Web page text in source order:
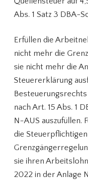
Abs. 1 Satz 3 DBA-
Erfüllen die
nicht mehr die
sie nicht mehr die
Steuererklärung
nach Art. 15 Abs. 1
N-AUS auszufüllen.
die
sie ihren
2022 in der Anlage